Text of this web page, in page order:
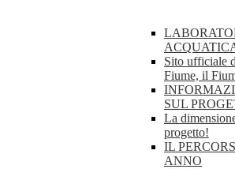
Sito ufficiale
Fiume, il
SUL
La
progetto!
IL
ANNO